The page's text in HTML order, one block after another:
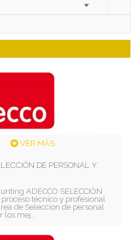
VER MÁS
DE PERSONAL Y
ADECCO SELECCIÓN
técnico y profesional
de Selección de personal
mej...